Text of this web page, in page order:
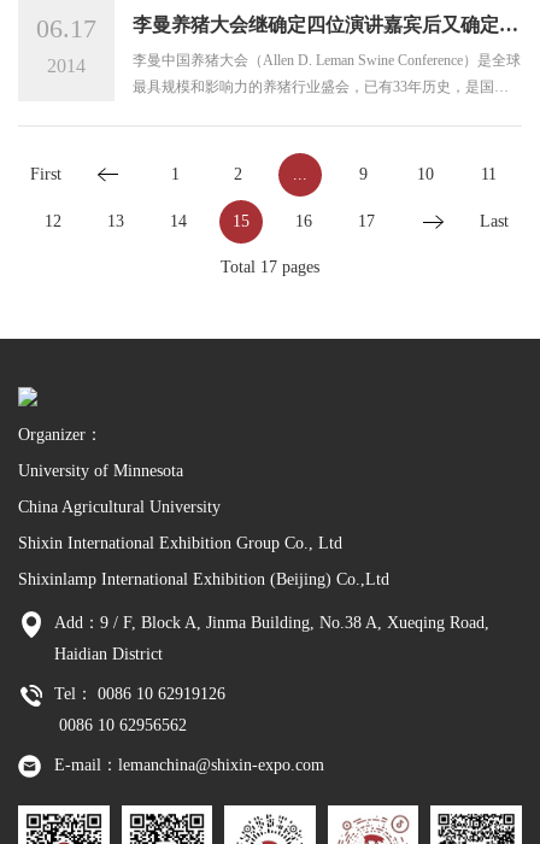
06.17
2014
李曼养猪大会继确定四位演讲嘉宾后又确定两
位重量级演讲嘉宾
李曼中国养猪大会（Allen D. Leman Swine Conference）是全球
最具规模和影响力的养猪行业盛会，已有33年历史，是国际
First 1 2 9 10 11
12 13 14 15 16 17 Last
Total 17 pages
Organizer：
University of Minnesota
China Agricultural University
Shixin International Exhibition Group Co., Ltd
Shixinlamp International Exhibition (Beijing) Co.,Ltd
Add：9 / F, Block A, Jinma Building, No.38 A, Xueqing Road,
Haidian District
Tel： 0086 10 62919126
0086 10 62956562
E-mail：lemanchina@shixin-expo.com